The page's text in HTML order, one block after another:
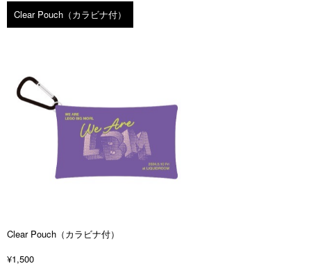
Clear Pouch（カラビナ付）
Clear Pouch（カラビナ付）
¥1,500